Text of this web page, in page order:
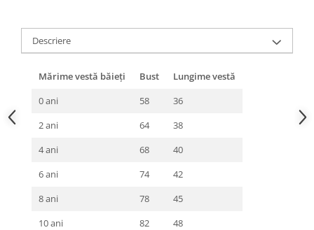
Descriere
Mărime vestă băieți Bust
Lungime vestă
0 ani
58
36
2 ani
64
38
4 ani
68
40
6 ani
74
42
8 ani
78
45
10 ani
82
48